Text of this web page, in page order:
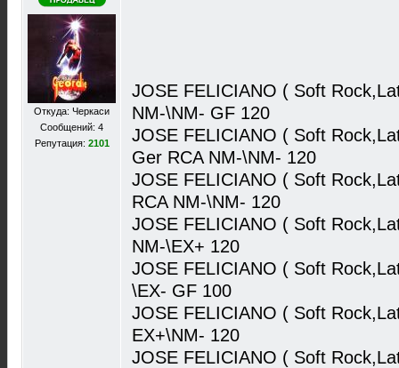
Откуда: Черкаси
Сообщений: 4
Репутация: 2101
JOSE FELICIANO ( Soft
NM-\NM- GF 120
JOSE FELICIANO ( Soft
Ger RCA NM-\NM- 120
JOSE FELICIANO ( Soft
RCA NM-\NM- 120
JOSE FELICIANO ( Soft
NM-\EX+ 120
JOSE FELICIANO ( Soft
\EX- GF 100
JOSE FELICIANO ( Soft
EX+\NM- 120
JOSE FELICIANO ( Soft